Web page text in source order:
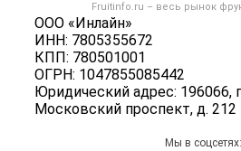
Fruitinfo.ru – весь рынок
ООО «Инлайн»
ИНН: 7805355672
КПП: 780501001
ОГРН: 1047855085442
Юридический адрес: 196066,
Московский проспект, д. 212
Политика обработкиФрукты
Грибы
Оборудование
Мы в соцсетях: